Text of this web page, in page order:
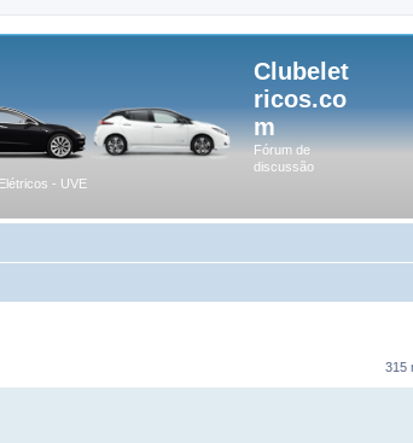
Clubelet
ricos.co
m
Fórum de
discussão
- UVE
315